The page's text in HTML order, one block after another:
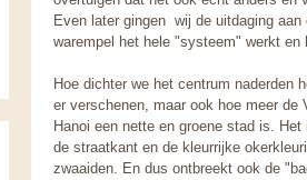
Even later gingen wij de uitdaging
warempel het hele "systeem" werkt
Hoe dichter we het centrum naderden
er verschenen, maar ook hoe meer
Hanoi een nette en groene stad is.
de straatkant en de kleurrijke
zwaaiden. En dus ontbreekt ook de